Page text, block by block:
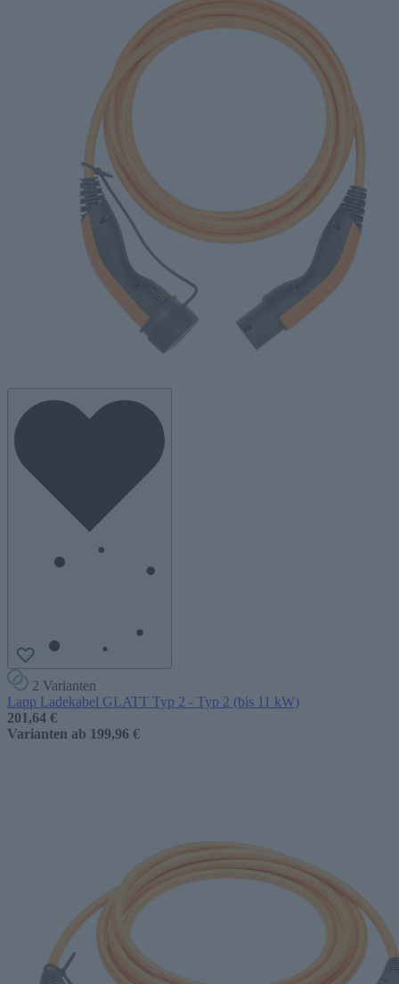
2 Varianten
Lapp Ladekabel GLATT Typ 2 - Typ 2 (bis 11 kW)
201,64 €
Varianten ab 199,96 €